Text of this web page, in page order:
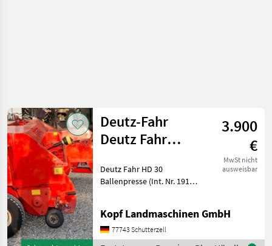
Deutz-Fahr
Deutz Fahr
30, 1,55m
Arbeitsbrei
3.900
€
MwSt nicht
ausweisbar
Deutz Fahr HD 30
Ballenpresse (Int. Nr. 19156)
mechanisch verstellbar
Stufenlose Ballenlänge, 0,
40m bis 1, 30m 15 t/h Lei
Kopf Landmaschinen GmbH
77743 Schutterzell